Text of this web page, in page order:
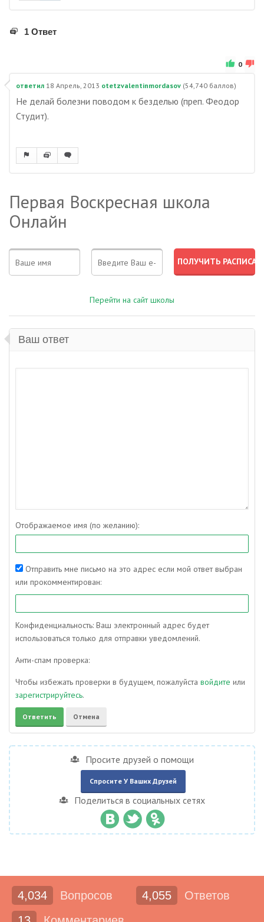
1 Ответ
0
ответил 18 Апрель, 2013 otetzvalentinmordasov (54,740 баллов)
Не делай болезни поводом к безделью (преп. Феодор
Студит).
Первая Воскресная школа
Онлайн
Перейти на сайт школы
Ваш ответ
Отображаемое имя (по желанию):
Отправить мне письмо на это адрес если мой ответ выбран
или прокомментирован:
Конфиденциальность: Ваш электронный адрес будет
использоваться только для отправки уведомлений.
Анти-спам проверка:
Чтобы избежать проверки в будущем, пожалуйста войдите или
зарегистрируйтесь.
Просите друзей о помощи
Спросите У Ваших Друзей
Поделиться в социальных сетях
4,034 Вопросов 4,055
Ответов